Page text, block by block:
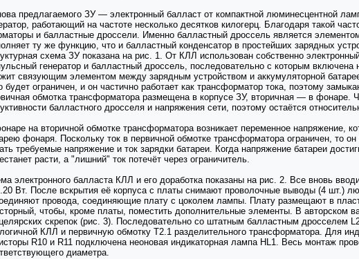
предлагаемого ЗУ — электронный балласт от компактной люминесцентной
работающий на частоте несколько десятков килогерц. Благодаря такой
и балластные дроссели. Именно балластный дроссель является
ту же функцию, что и балластный конденсатор в простейших зарядных
схема ЗУ показана на рис. 1. От КЛЛ использован собственно
генератор и балластный дроссель, последовательно с которым
связующим элементом между зарядным устройством и аккумуляторной
будет ограничен, и он частично работает как трансформатор тока, поэтому
обмотка трансформатора размещена в корпусе ЗУ, вторичная — в фонаре.
балластного дросселя и напряжения сети, поэтому остаётся
на вторичной обмотке трансформатора возникает переменное напряжение,
фонаря. Поскольку ток в первичной обмотке трансформатора ограничен, то
требуемые напряжение и ток зарядки батареи. Когда напряжение батареи
расти, а "лишний" ток потечёт через ограничитель.
электронного балласта КЛЛ и его доработка показаны на рис. 2. Все вновь
Вт. После вскрытия её корпуса с платы снимают проволочные выводы (4 шт.)
провода, соединяющие плату с цоколем лампы. Плату размещают в
чтобы, кроме платы, поместить дополнительные элементы. В авторском
скрепок (рис. 3). Последовательно со штатным балластным
КЛЛ и первичную обмотку Т2.1 разделительного трансформатора. Для
R10 и R11 подключена неоновая индикаторная лампа HL1. Весь монтаж
диаметра.